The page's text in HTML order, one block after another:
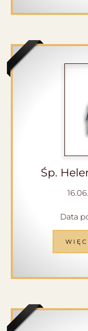
Śp.
Data